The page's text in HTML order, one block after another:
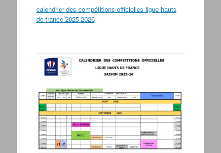
calendrier des compétitions officielles ligue hauts
de france 2025-2026